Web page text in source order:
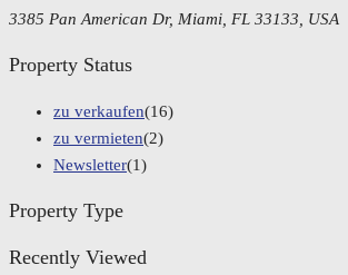
3385 Pan American Dr, Miami, FL 33133, USA
Property Status
zu verkaufen(16)
zu vermieten(2)
Newsletter(1)
Property Type
Recently Viewed